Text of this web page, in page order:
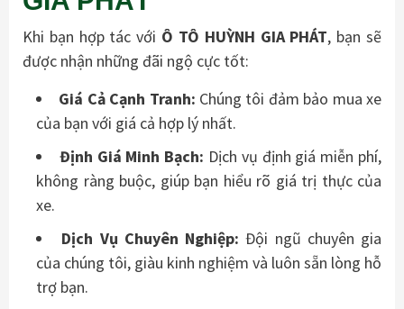
Khi bạn hợp tác với Ô TÔ HUỲNH GIA PHÁT, bạn sẽ
được nhận những đãi ngộ cực tốt:
Giá Cả Cạnh Tranh: Chúng tôi đảm bảo mua xe
của bạn với giá cả hợp lý nhất.
Định Giá Minh Bạch: Dịch vụ định giá miễn phí,
không ràng buộc, giúp bạn hiểu rõ giá trị thực của
xe.
Dịch Vụ Chuyên Nghiệp: Đội ngũ chuyên gia
của chúng tôi, giàu kinh nghiệm và luôn sẵn lòng hỗ
trợ bạn.